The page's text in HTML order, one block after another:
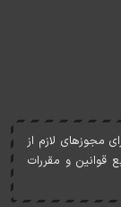
مجوزهای لازم از
قوانين و مقررات